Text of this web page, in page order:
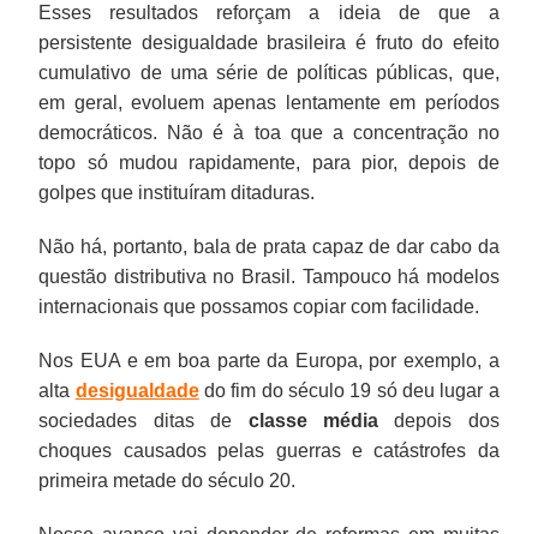
Esses resultados reforçam a ideia de que a
persistente desigualdade brasileira é fruto do efeito
cumulativo de uma série de políticas públicas, que,
em geral, evoluem apenas lentamente em períodos
democráticos. Não é à toa que a concentração no
topo só mudou rapidamente, para pior, depois de
golpes que instituíram ditaduras.
Não há, portanto, bala de prata capaz de dar cabo da
questão distributiva no Brasil. Tampouco há modelos
internacionais que possamos copiar com facilidade.
Nos EUA e em boa parte da Europa, por exemplo, a
alta desigualdadedo fim do século 19 só deu lugar a
sociedades ditas de classe médiadepois dos
choques causados pelas guerras e catástrofes da
primeira metade do século 20.